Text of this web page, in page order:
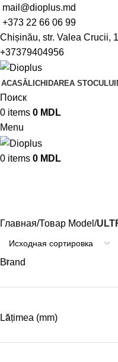
mail@dioplus.md
+373 22 66 06 99
Chișinău, str. Valea Crucii,
+37379404956
ACASĂLICHIDAREA STOCULUI
Поиск
0 items 0 MDL
Menu
0 items 0 MDL
Главная Товар Model
Brand
Lățimea (mm)